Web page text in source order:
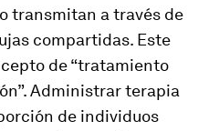
transmitan a través de
compartidas. Este
de “tratamiento
Administrar terapia
de individuos